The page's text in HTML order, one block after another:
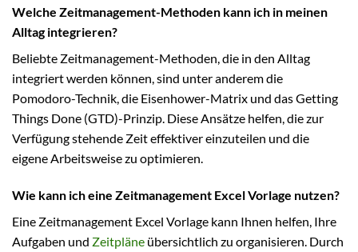
Welche Zeitmanagement-Methoden kann ich in meinen
Alltag integrieren?
Beliebte Zeitmanagement-Methoden, die in den Alltag
integriert werden können, sind unter anderem die
Pomodoro-Technik, die Eisenhower-Matrix und das Getting
Things Done (GTD)-Prinzip. Diese Ansätze helfen, die zur
Verfügung stehende Zeit effektiver einzuteilen und die
eigene Arbeitsweise zu optimieren.
Wie kann ich eine Zeitmanagement Excel Vorlage nutzen?
Eine Zeitmanagement Excel Vorlage kann Ihnen helfen, Ihre
Aufgaben und Zeitpläne übersichtlich zu organisieren. Durch